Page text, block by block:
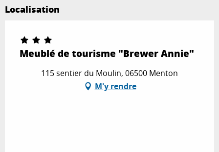
Localisation
Meublé de tourisme "Brewer Annie"
115 sentier du Moulin, 06500 Menton
M'y rendre